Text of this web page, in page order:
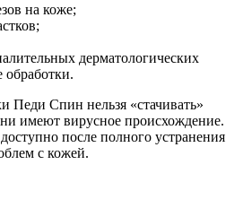
на коже;
дерматологических
обработки.
Спин нельзя «стачивать»
имеют вирусное происхождение.
после полного устранения
с кожей.